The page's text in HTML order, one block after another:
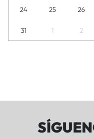
24 25 26
31 1 2